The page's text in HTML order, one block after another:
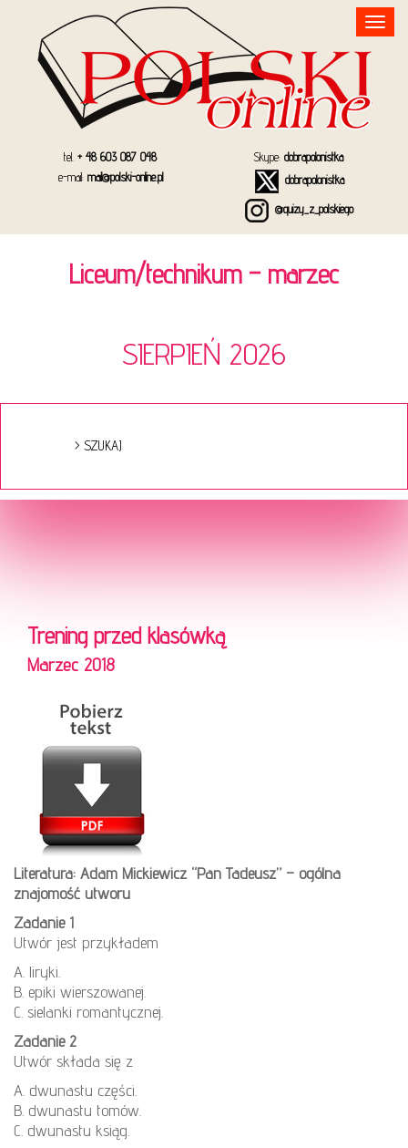
Toggle
navigation
tel. + 48 603 087 048
e-mail: mail@polski-online.pl
Skype: dobrapolonistka
dobrapolonistka
@quizy_z_polskiego
Liceum/technikum – marzec
SIERPIEŃ 2026
Trening przed klasówką
Marzec 2018
Literatura: Adam Mickiewicz “Pan Tadeusz” – ogólna
znajomość utworu
Zadanie 1
Utwór jest przykładem
A. liryki.
B. epiki wierszowanej.
C. sielanki romantycznej.
Zadanie 2
Utwór składa się z
A. dwunastu części.
B. dwunastu tomów.
C. dwunastu ksiąg.